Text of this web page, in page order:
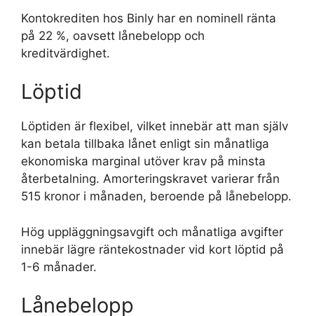
Kontokrediten hos Binly har en nominell ränta
på 22 %, oavsett lånebelopp och
kreditvärdighet.
Löptid
Löptiden är flexibel, vilket innebär att man själv
kan betala tillbaka lånet enligt sin månatliga
ekonomiska marginal utöver krav på minsta
återbetalning. Amorteringskravet varierar från
515 kronor i månaden, beroende på lånebelopp.
Hög uppläggningsavgift och månatliga avgifter
innebär lägre räntekostnader vid kort löptid på
1-6 månader.
Lånebelopp